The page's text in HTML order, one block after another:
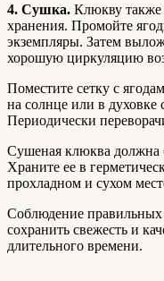
4. Сушка. Клюкву также
хранения. Промойте
экземпляры. Затем
хорошую циркуляцию
Поместите сетку с
на солнце или в духовке
Периодически
Сушеная клюква должна
Храните ее в
прохладном и сухом
Соблюдение правильных
сохранить свежесть и
длительного времени.